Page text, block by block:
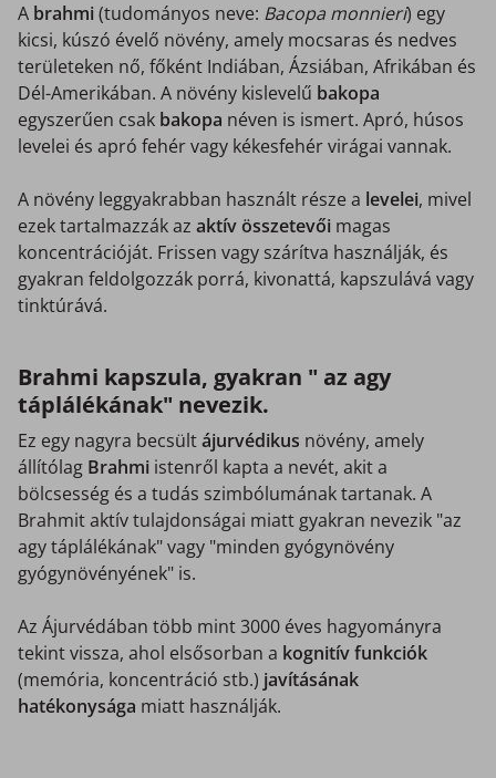
A brahmi(tudományos neve: Bacopa monnieri) egy
kicsi, kúszó évelő növény, amely mocsaras és nedves
területeken nő, főként Indiában, Ázsiában, Afrikában és
Dél-Amerikában. A növény kislevelű bakopa
egyszerűen csak bakopa néven is ismert. Apró, húsos
levelei és apró fehér vagy kékesfehér virágai vannak.
A növény leggyakrabban használt része a levelei, mivel
ezek tartalmazzák az aktív összetevői magas
koncentrációját. Frissen vagy szárítva használják, és
gyakran feldolgozzák porrá, kivonattá, kapszulává vagy
tinktúrává.
Brahmi kapszula, gyakran " az agy
táplálékának" nevezik.
Ez egy nagyra becsültájurvédikus növény, amely
állítólag Brahmi istenről kapta a nevét, akit a
bölcsesség és a tudás szimbólumának tartanak. A
Brahmit aktív tulajdonságai miatt gyakran nevezik "az
agy táplálékának" vagy "minden gyógynövény
gyógynövényének" is.
Az Ájurvédában több mint 3000 éves hagyományra
tekint vissza, ahol elsősorban a kognitív funkciók
(memória, koncentráció stb.) javításának
hatékonysága miatt használják.